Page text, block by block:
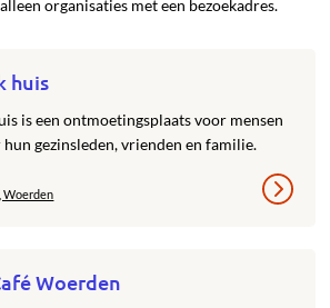
organisaties met een bezoekadres.
huis
is een ontmoetingsplaats voor mensen
gezinsleden, vrienden en familie.
Woerden
Woerden